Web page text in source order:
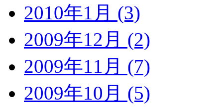
2010年1月 (3)
2009年12月 (2)
2009年11月 (7)
2009年10月 (5)